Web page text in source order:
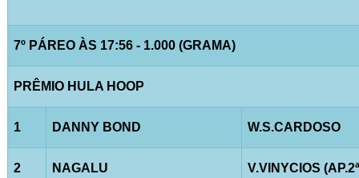
7º PÁREO ÀS 17:56 - 1.000 (GRAMA)
PRÊMIO HULA HOOP
1 DANNY BOND W.S.CARDOSO
2 NAGALU V.VINYCIOS